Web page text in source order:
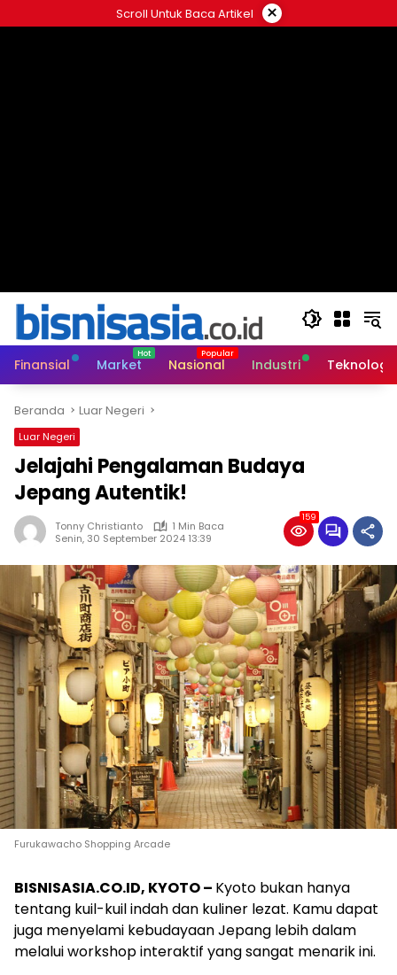
ke
Scroll Untuk Baca Artikel ×
Finansial Market Nasional Industri Teknologi
Beranda Luar Negeri
Luar Negeri
Jelajahi Pengalaman Budaya
Jepang Autentik!
Tonny Christianto
1 Min Baca
Senin, 30 September 2024 13:39
159
Furukawacho Shopping Arcade
BISNISASIA.CO.ID, KYOTO – Kyoto bukan hanya
tentang kuil-kuil indah dan kuliner lezat. Kamu dapat
juga menyelami kebudayaan Jepang lebih dalam
melalui workshop interaktif yang sangat menarik ini.